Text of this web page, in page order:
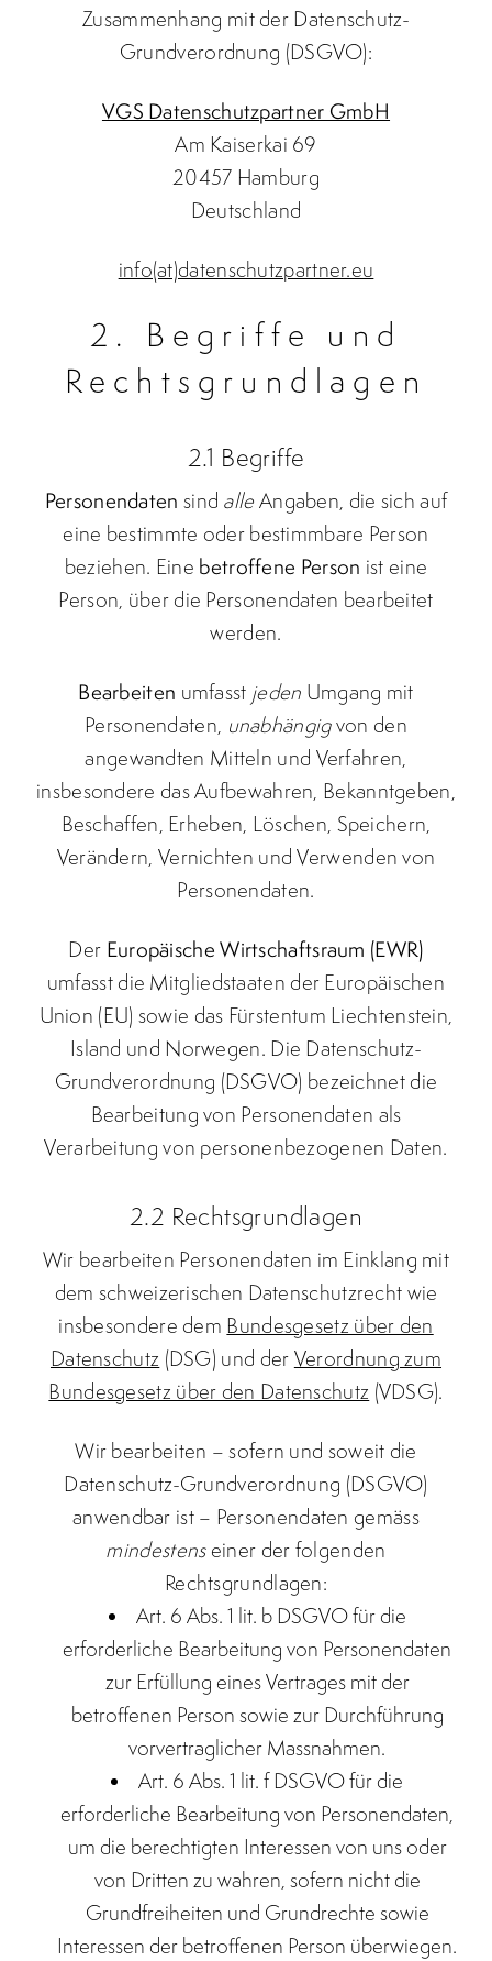
Zusammenhang mit der Datenschutz-
Grundverordnung (DSGVO):
VGS Datenschutzpartner GmbH
Am Kaiserkai 69
20457 Hamburg
Deutschland
info(at)datenschutzpartner.eu
2. Begriffe und
Rechtsgrundlagen
2.1 Begriffe
Personendaten sind alleAngaben, die sich auf
eine bestimmte oder bestimmbare Person
beziehen. Eine betroffene Person ist eine
Person, über die Personendaten bearbeitet
werden.
Bearbeiten umfasst jeden Umgang mit
Personendaten, unabhängigvon den
angewandten Mitteln und Verfahren,
insbesondere das Aufbewahren, Bekanntgeben,
Beschaffen, Erheben, Löschen, Speichern,
Verändern, Vernichten und Verwenden von
Personendaten.
Der Europäische Wirtschaftsraum (EWR)
umfasst die Mitgliedstaaten der Europäischen
Union (EU) sowie das Fürstentum Liechtenstein,
Island und Norwegen. Die Datenschutz-
Grundverordnung (DSGVO) bezeichnet die
Bearbeitung von Personendaten als
Verarbeitung von personenbezogenen Daten.
2.2 Rechtsgrundlagen
Wir bearbeiten Personendaten im Einklang mit
dem schweizerischen Datenschutzrecht wie
insbesondere dem Bundesgesetz über den
Datenschutz (DSG) und der Verordnung zum
Bundesgesetz über den Datenschutz (VDSG).
Wir bearbeiten – sofern und soweit die
Datenschutz-Grundverordnung (DSGVO)
anwendbar ist – Personendaten gemäss
mindestenseiner der folgenden
Rechtsgrundlagen:
Art. 6 Abs. 1 lit. b DSGVOfür die
erforderliche Bearbeitung von Personendaten
zur Erfüllung eines Vertrages mit der
betroffenen Person sowie zur Durchführung
vorvertraglicher Massnahmen.
Art. 6 Abs. 1 lit. f DSGVO für die
erforderliche Bearbeitung von Personendaten,
um die berechtigten Interessen von uns oder
von Dritten zu wahren, sofern nicht die
Grundfreiheiten und Grundrechte sowie
Interessen der betroffenen Person überwiegen.